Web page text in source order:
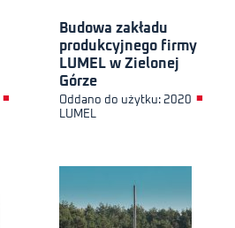
■
Budowa zakładu
produkcyjnego firmy
LUMEL w Zielonej
Górze
Oddano do użytku: 2020 ■
LUMEL